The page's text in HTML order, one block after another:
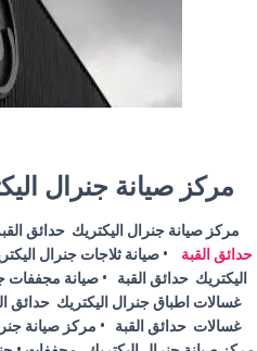
مركز صيانة جنرال
مركز صيانة جنرال اليكتريك حدائق
حدائق القبة
• صيانة ثلاجات جنرال
اليكتريك حدائق القبة • صيانة مجففات
غسالات اطباق جنرال اليكتريك حدائق
غسالات حدائق القبة • مركز صيانة